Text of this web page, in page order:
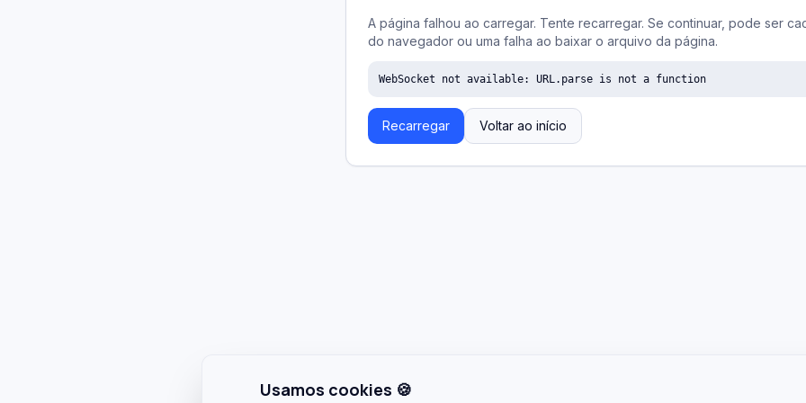
A página falhou ao carregar. Tente recarregar. Se continuar, pode ser
do navegador ou uma falha ao baixar o arquivo da página.
WebSocket not available: URL.parse is not a function
Recarregar Voltar ao início
Usamos cookies 🍪